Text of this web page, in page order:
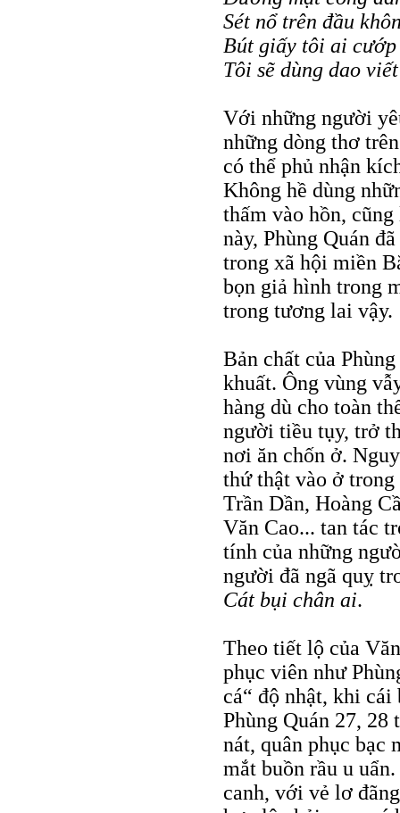
Sét nổ trên đầu
Bút giấy tôi ai
Tôi sẽ dùng dao
Với những người
những dòng thơ
có thể phủ nhận
Không hề dùng
thấm vào hồn,
này, Phùng Quán
trong xã hội miền
bọn giả hình trong
trong tương lai vậy.
Bản chất của
khuất. Ông vùng
hàng dù cho toàn
người tiều tụy, trở
nơi ăn chốn ở.
thứ thật vào ở
Trần Dần, Hoàng
Văn Cao... tan tác
tính của những
người đã ngã quỵ
Cát bụi chân ai.
Theo tiết lộ của
phục viên như
cá“ độ nhật, khi
Phùng Quán 27, 28
nát, quân phục bạc
mắt buồn rầu u
canh, với vẻ lơ